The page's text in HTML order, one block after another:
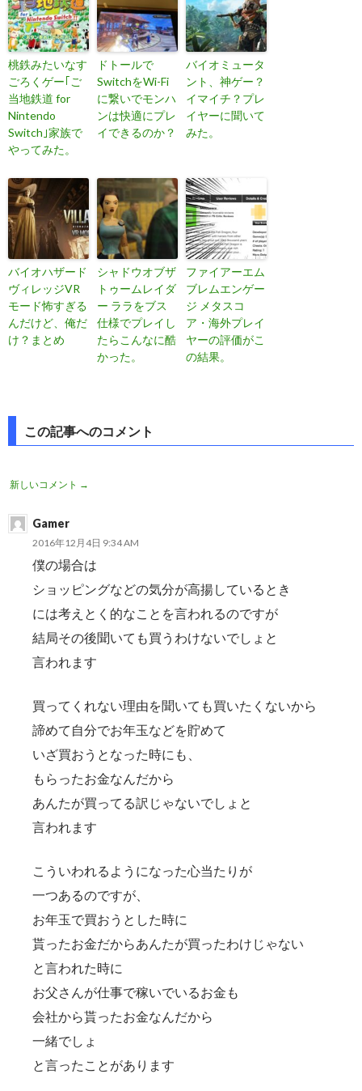
桃鉄みたいなす
ごろくゲー｢ご
当地鉄道 for
Nintendo
Switch｣家族で
やってみた。
ドトールで
SwitchをWi-Fi
に繋いでモンハ
ンは快適にプレ
イできるのか？
バイオミュータ
ント、神ゲー？
イマイチ？プレ
イヤーに聞いて
みた。
バイオハザード
ヴィレッジVR
モード怖すぎる
んだけど、俺だ
け？まとめ
シャドウオブザ
トゥームレイダ
ー ララをブス
仕様でプレイし
たらこんなに酷
かった。
ファイアーエム
ブレムエンゲー
ジ メタスコ
ア・海外プレイ
ヤーの評価がこ
の結果。
投
ナ
ビ
この記事へのコメント
コ
メ
新しいコメント →
Gamer
2016年12月4日 9:34 AM
僕の場合は
ショッピングなどの気分が高揚しているとき
には考えとく的なことを言われるのですが
結局その後聞いても買うわけないでしょと
言われます
買ってくれない理由を聞いても買いたくないから
諦めて自分でお年玉などを貯めて
いざ買おうとなった時にも、
もらったお金なんだから
あんたが買ってる訳じゃないでしょと
言われます
こういわれるようになった心当たりが
一つあるのですが、
お年玉で買おうとした時に
貰ったお金だからあんたが買ったわけじゃない
と言われた時に
お父さんが仕事で稼いでいるお金も
会社から貰ったお金なんだから
一緒でしょ
と言ったことがあります